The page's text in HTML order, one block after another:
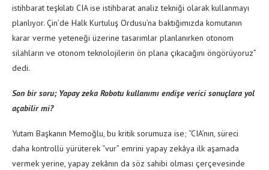
istihbarat teşkilatı CIA ise istihbarat analiz tekniği olarak kullanmayı
planlıyor. Çin’de Halk Kurtuluş Ordusu’na baktığımızda komutanın
karar verme yeteneği üzerine tasarımlar planlanırken otonom
silahların ve otonom teknolojilerin ön plana çıkacağını öngörüyoruz”
dedi.
Son bir soru; Yapay zeka Robotu kullanımı endişe verici sonuçlara yol
açabilir mi?
Yutam Başkanın Memoğlu, bu kritik sorumuza ise; “CIA’nın, süreci
daha kontrollü yürüterek “vur” emrini yapay zekâya ilk aşamada
vermek yerine, yapay zekânın da söz sahibi olması çerçevesinde